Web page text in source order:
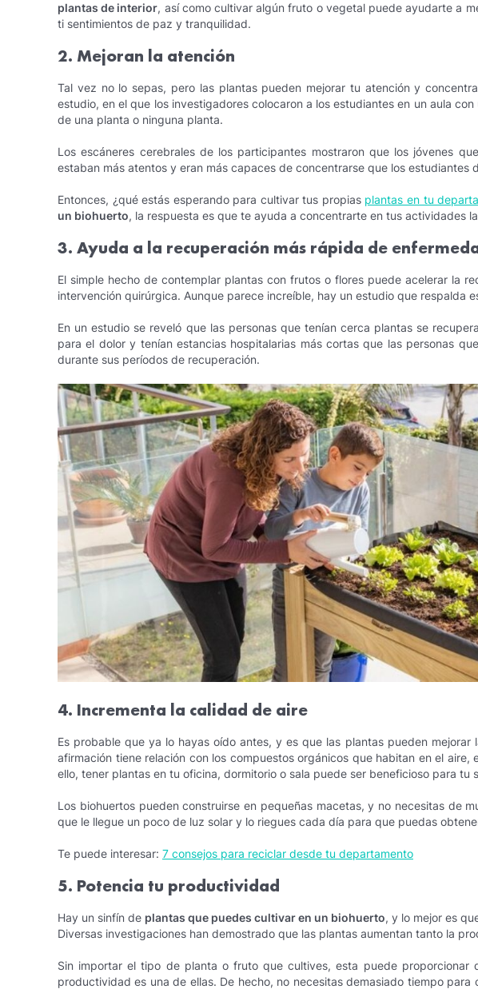
plantas de interior, así como cultivar algún fruto o vegetal puede ayudarte a
ti sentimientos de paz y tranquilidad.
2. Mejoran la atención
Tal vez no lo sepas, pero las plantas pueden mejorar tu atención y
estudio, en el que los investigadores colocaron a los estudiantes en un aula
de una planta o ninguna planta.
Los escáneres cerebrales de los participantes mostraron que los jóvenes
estaban más atentos y eran más capaces de concentrarse que los estudiantes
Entonces, ¿qué estás esperando para cultivar tus propias plantas en tu
un biohuerto, la respuesta es que te ayuda a concentrarte en tus actividades
3. Ayuda a la recuperación más rápida de
El simple hecho de contemplar plantas con frutos o flores puede acelerar la
intervención quirúrgica. Aunque parece increíble, hay un estudio que respalda
En un estudio se reveló que las personas que tenían cerca plantas se
para el dolor y tenían estancias hospitalarias más cortas que las personas
durante sus períodos de recuperación.
4. Incrementa la calidad de aire
Es probable que ya lo hayas oído antes, y es que las plantas pueden mejorar
afirmación tiene relación con los compuestos orgánicos que habitan en el aire,
ello, tener plantas en tu oficina, dormitorio o sala puede ser beneficioso para tu
Los biohuertos pueden construirse en pequeñas macetas, y no necesitas de
que le llegue un poco de luz solar y lo riegues cada día para que puedas
Te puede interesar: 7 consejos para reciclar desde tu departamento
5. Potencia tu productividad
Hay un sinfín de plantas que puedes cultivar en un biohuerto, y lo mejor es
Diversas investigaciones han demostrado que las plantas aumentan tanto la
Sin importar el tipo de planta o fruto que cultives, esta puede proporcionar
productividad es una de ellas. De hecho, no necesitas demasiado tiempo para